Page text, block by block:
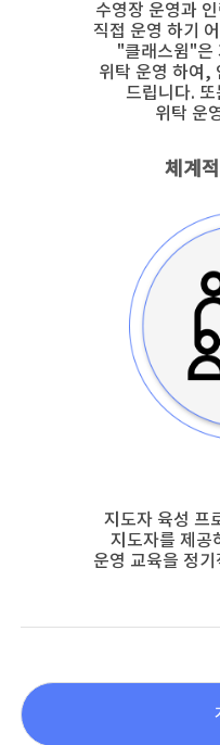
수영장 운영과
직접 운영 하기
"클래스윔"은
위탁 운영 하여,
드립니다.
위탁 운
체계
지도자 육성 프
지도자를 제공
운영 교육을 정